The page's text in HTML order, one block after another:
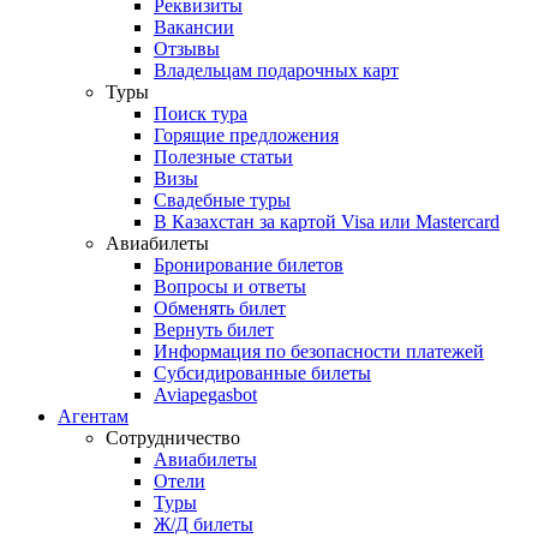
Реквизиты
Вакансии
Отзывы
Владельцам подарочных карт
Туры
Поиск тура
Горящие предложения
Полезные статьи
Визы
Свадебные туры
В Казахстан за картой Visa или Masterсard
Авиабилеты
Бронирование билетов
Вопросы и ответы
Обменять билет
Вернуть билет
Информация по безопасности платежей
Субсидированные билеты
Aviapegasbot
Агентам
Сотрудничество
Авиабилеты
Отели
Туры
Ж/Д билеты